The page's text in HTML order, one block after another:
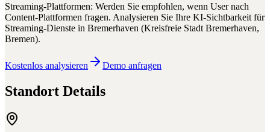
Streaming-Plattformen: Werden Sie empfohlen, wenn User nach
Content-Plattformen fragen. Analysieren Sie Ihre KI-Sichtbarkeit für
Streaming-Dienste in Bremerhaven (Kreisfreie Stadt Bremerhaven,
Bremen).
Kostenlos analysieren Demo anfragen
Standort Details